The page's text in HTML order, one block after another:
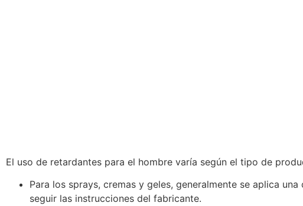
El uso de retardantes para el hombre varía según el tipo de
Para los sprays, cremas y geles, generalmente se aplica
seguir las instrucciones del fabricante.